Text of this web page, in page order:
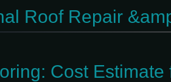
Roof Repair
Cost Estimate